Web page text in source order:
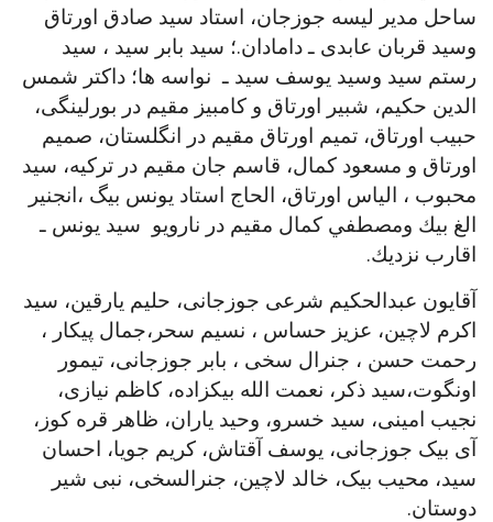
ساحل مدير ليسه جوزجان، استاد سيد صادق اورتاق
وسید قربان عابدی ـ دامادان.؛ سيد بابر سيد ، سيد
رستم سيد وسيد يوسف سيد ـ نواسه ها؛ داكتر شمس
الدين حكيم، شبیر اورتاق و کامبیز مقیم در بورلینگی،
حبیب اورتاق، تمیم اورتاق مقیم در انگلستان، صمیم
اورتاق و مسعود کمال، قاسم جان مقیم در ترکیه، سيد
محبوب ، الياس اورتاق، الحاج استاد يونس بيگ ،انجنير
الغ بيك ومصطفي كمال مقيم در نارويو سید یونس ـ
اقارب نزديك.
آقایون عبدالحکیم شرعی جوزجانی، حلیم یارقین، سید
اکرم لاچین، عزیز حساس ، نسیم سحر،جمال پیکار ،
رحمت حسن ، جنرال سخی ، بابر جوزجانی، تیمور
اونگوت،سید ذکر، نعمت الله بیکزاده، کاظم نیازی،
نجیب امینی، سید خسرو، وحید یاران، ظاهر قره کوز،
آی بیک جوزجانی، یوسف آقتاش، کریم جویا، احسان
سید، محیب بیک، خالد لاچین، جنرالسخی، نبی شیر
دوستان.